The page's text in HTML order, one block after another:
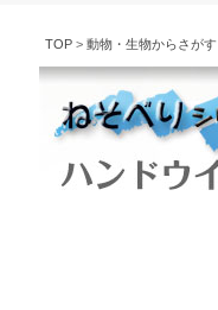
TOP > 動物・生物からさがす